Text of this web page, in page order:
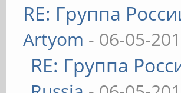
RE: Группа
Artyom - 06-05-
RE: Группа